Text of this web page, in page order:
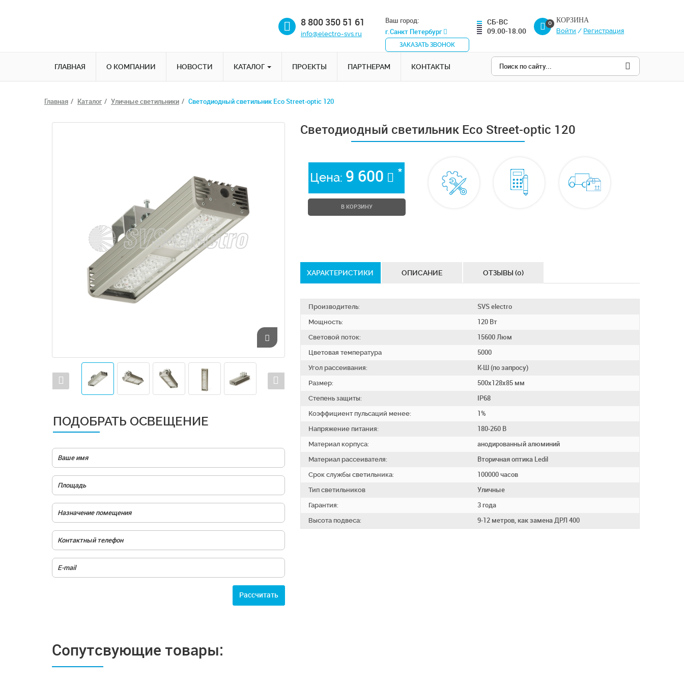
8 800 350 51 61
info@electro-svs.ru
Ваш город:
г.Санкт Петербург
ЗАКАЗАТЬ ЗВОНОК
СБ-ВС
09.00-18.00
0
КОРЗИНА
Войти / Регистрация
ГЛАВНАЯ О КОМПАНИИ НОВОСТИ КАТАЛОГ ПРОЕКТЫ ПАРТНЕРАМ КОНТАКТЫ
Главная Каталог Уличные светильники Светодиодный светильник Eco Street-optic 120
ПОДОБРАТЬ ОСВЕЩЕНИЕ
Расcчитать
Светодиодный светильник Eco Street-optic 120
Цена: 9 600 *
В КОРЗИНУ
ХАРАКТЕРИСТИКИ ОПИСАНИЕ ОТЗЫВЫ (0)
Производитель:
SVS electro
Мощность:
120 Вт
Световой поток:
15600 Люм
Цветовая температура
5000
Угол рассеивания:
К-Ш (по запросу)
Размер:
500х128х85 мм
Степень защиты:
IP68
Коэффициент пульсаций менее:
1%
Напряжение питания:
180-260 В
Материал корпуса:
анодированный алюминий
Материал рассеивателя:
Вторичная оптика Ledil
Срок службы светильника:
100000 часов
Тип светильников
Уличные
Гарантия:
3 года
Высота подвеса:
9-12 метров, как замена ДРЛ 400
Сопутсвующие товары: